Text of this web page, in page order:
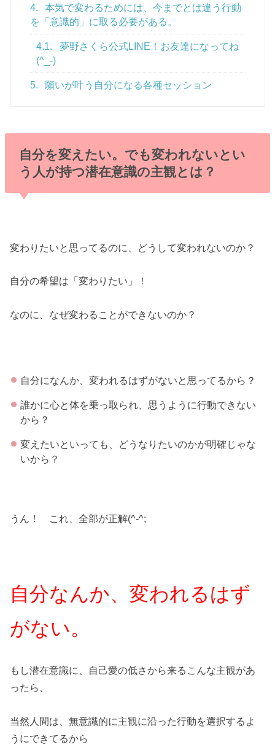
4.
本気で変わるためには、今までとは違う行動
を「意識的」に取る必要がある。
4.1.
夢野さくら公式LINE！お友達になってね
(^_-)
5. 願いが叶う自分になる各種セッション
自分を変えたい。でも変われないとい
う人が持つ潜在意識の主観とは？
変わりたいと思ってるのに、どうして変われないのか？
自分の希望は「変わりたい」！
なのに、なぜ変わることができないのか？
自分になんか、変われるはずがないと思ってるから？
誰かに心と体を乗っ取られ、思うように行動できない
から？
変えたいといっても、どうなりたいのかが明確じゃな
いから？
うん！ これ、全部が正解(^-^;
自分なんか、変われるはず
がない。
もし潜在意識に、自己愛の低さから来るこんな主観があ
ったら、
当然人間は、無意識的に主観に沿った行動を選択するよ
うにできてるから